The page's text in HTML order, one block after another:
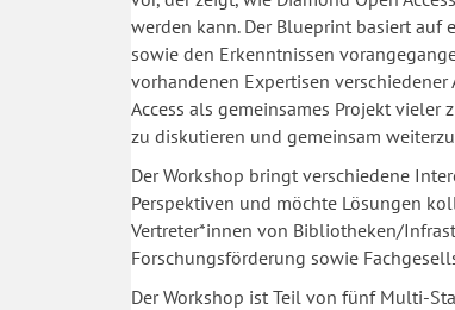
werden kann. Der Blueprint basiert auf
sowie den Erkenntnissen
vorhandenen Expertisen
Access als gemeinsames Projekt vieler
zu diskutieren und gemeinsam
Der Workshop bringt verschiedene
Perspektiven und möchte Lösungen
Vertreter*innen von Bibliotheken/
Forschungsförderung sowie
Der Workshop ist Teil von fünf Multi-